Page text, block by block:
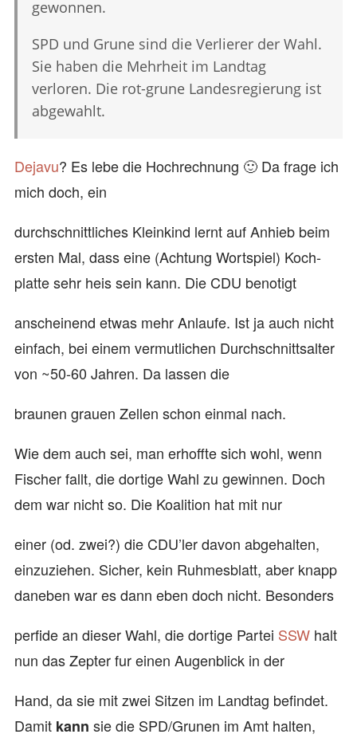
gewonnen.
SPD und Grune sind die Verlierer der Wahl.
Sie haben die Mehrheit im Landtag
verloren. Die rot-grune Landesregierung ist
abgewahlt.
Dejavu? Es lebe die Hochrechnung 🙂 Da frage ich
mich doch, ein
durchschnittliches Kleinkind lernt auf Anhieb beim
ersten Mal, dass eine (Achtung Wortspiel) Koch-
platte sehr heis sein kann. Die CDU benotigt
anscheinend etwas mehr Anlaufe. Ist ja auch nicht
einfach, bei einem vermutlichen Durchschnittsalter
von ~50-60 Jahren. Da lassen die
braunen grauen Zellen schon einmal nach.
Wie dem auch sei, man erhoffte sich wohl, wenn
Fischer fallt, die dortige Wahl zu gewinnen. Doch
dem war nicht so. Die Koalition hat mit nur
einer (od. zwei?) die CDU’ler davon abgehalten,
einzuziehen. Sicher, kein Ruhmesblatt, aber knapp
daneben war es dann eben doch nicht. Besonders
perfide an dieser Wahl, die dortige Partei SSW halt
nun das Zepter fur einen Augenblick in der
Hand, da sie mit zwei Sitzen im Landtag befindet.
Damit kann sie die SPD/Grunen im Amt halten,